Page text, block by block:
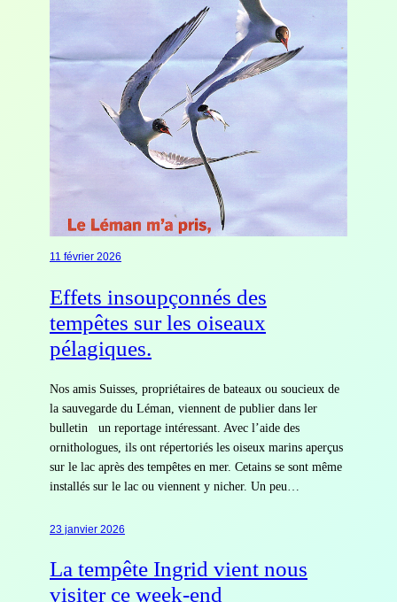
11 février 2026
Effets insoupçonnés des
tempêtes sur les oiseaux
pélagiques.
Nos amis Suisses, propriétaires de bateaux ou soucieux de
la sauvegarde du Léman, viennent de publier dans ler
bulletin un reportage intéressant. Avec l’aide des
ornithologues, ils ont répertoriés les oiseux marins aperçus
sur le lac après des tempêtes en mer. Cetains se sont même
installés sur le lac ou viennent y nicher. Un peu…
23 janvier 2026
La tempête Ingrid vient nous
visiter ce week-end